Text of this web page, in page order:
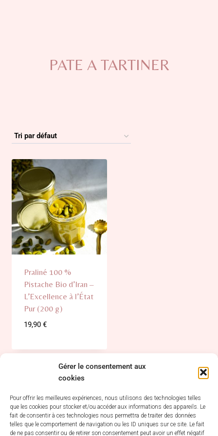
Gérer le consentement aux
cookies
Pour offrir les meilleures expériences, nous utilisons des technologies telles
que les cookies pour stocker et/ou accéder aux informations des appareils. Le
fait de consentir à ces technologies nous permettra de traiter des données
telles que le comportement de navigation ou les ID uniques sur ce site. Le fait
de ne pas consentir ou de retirer son consentement peut avoir un effet négatif
PATE A TARTINER
Praliné 100 %
Pistache Bio d’Iran –
L’Excellence à l’État
Pur (200 g)
19,90 €
PÂTISSERIE
8H30 -
12H &
14H - 19H
S'INSCRIRE /
SE
CONNECTER
LÉGALES
CONDITIONS
GÉNÉRALES
NOUS